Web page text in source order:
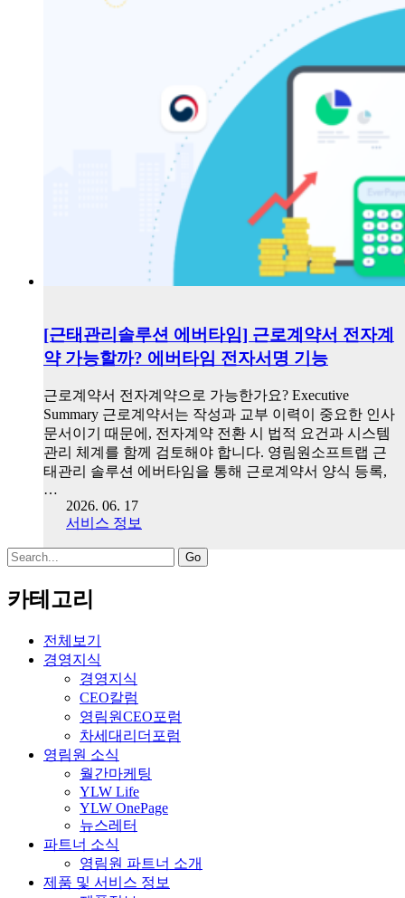
[근태관리솔루션 에버타임] 근로계약서 전자계
약 가능할까? 에버타임 전자서명 기능
근로계약서 전자계약으로 가능한가요? Executive
Summary 근로계약서는 작성과 교부 이력이 중요한 인사
문서이기 때문에, 전자계약 전환 시 법적 요건과 시스템
관리 체계를 함께 검토해야 합니다. 영림원소프트랩 근
태관리 솔루션 에버타임을 통해 근로계약서 양식 등록,
…
2026. 06. 17
서비스 정보
Search
for:
카테고리
전체보기
경영지식
경영지식
CEO칼럼
영림원CEO포럼
차세대리더포럼
영림원 소식
월간마케팅
YLW Life
YLW OnePage
뉴스레터
파트너 소식
영림원 파트너 소개
제품 및 서비스 정보